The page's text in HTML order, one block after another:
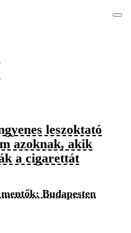
leszoktató
azoknak, akik
a cigarettát
Budapesten